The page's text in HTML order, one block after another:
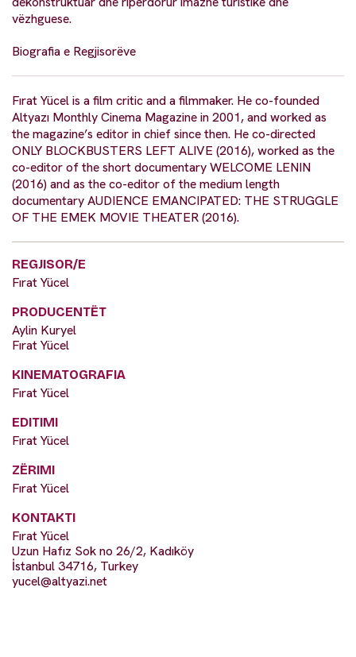
vëzhguese.
Biografia e Regjisorëve
Fırat Yücel is a film critic and a filmmaker. He co-founded
Altyazı Monthly Cinema Magazine in 2001, and worked as
the magazine’s editor in chief since then. He co-directed
ONLY BLOCKBUSTERS LEFT ALIVE (2016), worked as the
co-editor of the short documentary WELCOME LENIN
(2016) and as the co-editor of the medium length
documentary AUDIENCE EMANCIPATED: THE STRUGGLE
OF THE EMEK MOVIE THEATER (2016).
REGJISOR/E
Fırat Yücel
PRODUCENTËT
Aylin Kuryel
Fırat Yücel
KINEMATOGRAFIA
Fırat Yücel
EDITIMI
Fırat Yücel
ZËRIMI
Fırat Yücel
KONTAKTI
Fırat Yücel
Uzun Hafız Sok no 26/2, Kadıköy
İstanbul 34716, Turkey
yucel@altyazi.net